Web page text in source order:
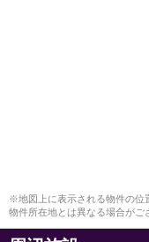
※地図上に表示される物件の位
物件所在地とは異なる場合がご